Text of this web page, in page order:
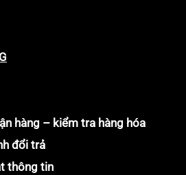
hàng – kiểm tra hàng hóa
đổi trả
thông tin